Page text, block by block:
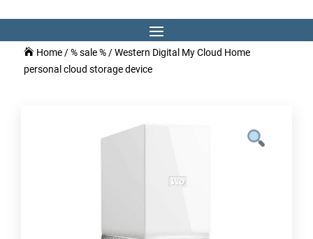
Home/% sale %/ Western Digital My Cloud Home
personal cloud storage device